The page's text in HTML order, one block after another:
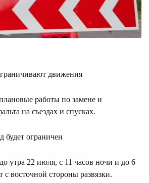
движения
работы по замене и
на съездах и спусках.
будет ограничен
утра 22 июля, с 11 часов ночи и до 6
с восточной стороны развязки.